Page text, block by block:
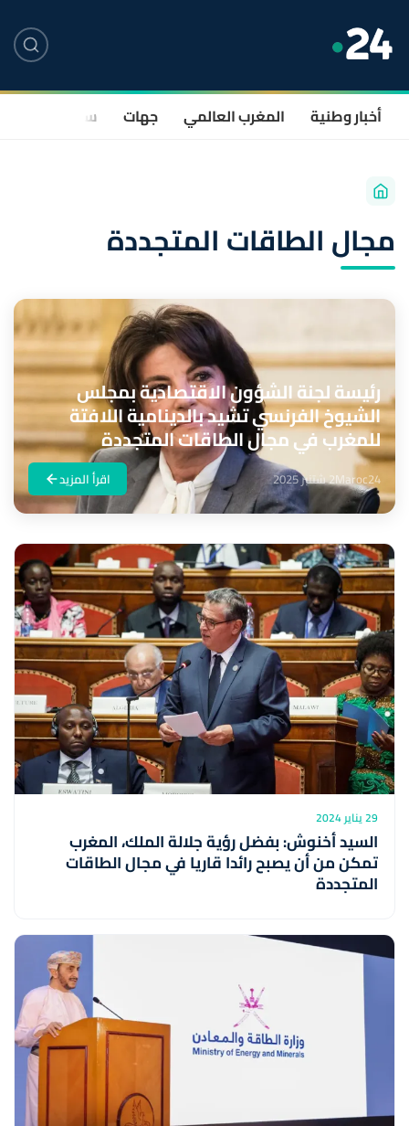
أخبار وطنية المغرب العالمي جهات سياسة
مجال الطاقات المتجددة
رئيسة لجنة الشؤون الاقتصادية بمجلس
الشيوخ الفرنسي تشيد بالدينامية اللافتة
للمغرب في مجال الطاقات المتجددة
Maroc242 شتنبر 2025 اقرأ المزيد
29 يناير 2024
السيد أخنوش: بفضل رؤية جلالة الملك، المغرب
تمكن من أن يصبح رائدا قاريا في مجال الطاقات
المتجددة